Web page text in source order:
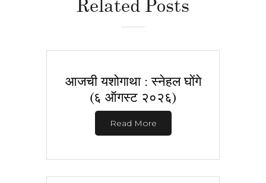
Related Posts
आजची यशोगाथा : स्नेहल घोंगे
(६ ऑगस्ट २०२६)
Read More